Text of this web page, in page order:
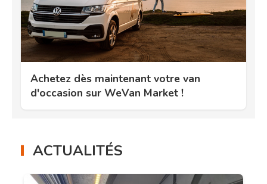
Achetez dès maintenant votre van
d'occasion sur WeVan Market !
ACTUALITÉS